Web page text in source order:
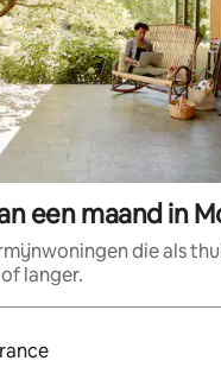
een maand in
die als
langer.
beschikbaar zijn,